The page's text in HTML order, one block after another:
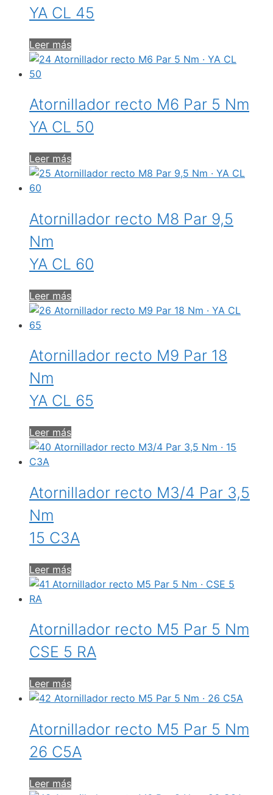
YA CL 45
Leer más
Atornillador recto M6 Par 5 Nm
YA CL 50
Leer más
Atornillador recto M8 Par 9,5
Nm
YA CL 60
Leer más
Atornillador recto M9 Par 18
Nm
YA CL 65
Leer más
Atornillador recto M3/4 Par 3,5
Nm
15 C3A
Leer más
Atornillador recto M5 Par 5 Nm
CSE 5 RA
Leer más
Atornillador recto M5 Par 5 Nm
26 C5A
Leer más